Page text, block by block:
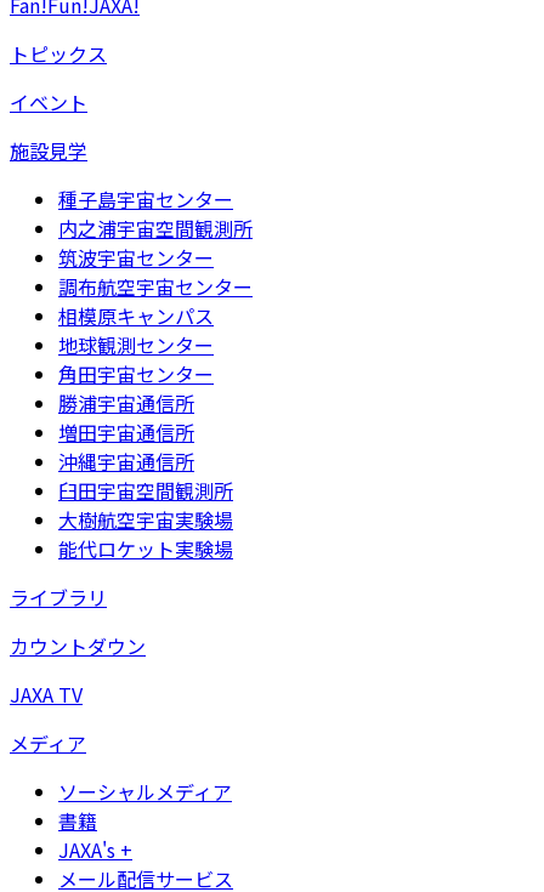
トピックス
イベント
施設見学
種子島宇宙センター
内之浦宇宙空間観測所
筑波宇宙センター
調布航空宇宙センター
相模原キャンパス
地球観測センター
角田宇宙センター
勝浦宇宙通信所
増田宇宙通信所
沖縄宇宙通信所
臼田宇宙空間観測所
大樹航空宇宙実験場
能代ロケット実験場
ライブラリ
カウントダウン
JAXA TV
メディア
ソーシャルメディア
書籍
JAXA's +
メール配信サービス